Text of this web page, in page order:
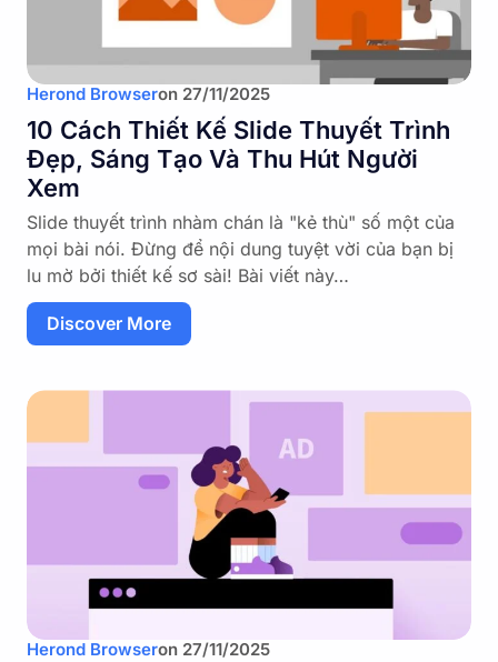
Herond Browseron 27/11/2025
10 Cách Thiết Kế Slide Thuyết Trình
Đẹp, Sáng Tạo Và Thu Hút Người
Xem
Slide thuyết trình nhàm chán là "kẻ thù" số một của
mọi bài nói. Đừng để nội dung tuyệt vời của bạn bị
lu mờ bởi thiết kế sơ sài! Bài viết này…
Discover More
Herond Browseron 27/11/2025